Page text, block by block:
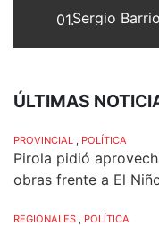
01.
ÚLTIMAS
PROVINCIAL , POLÍTICA
Pirola pidió
obras frente a El
REGIONALES , POLÍTICA